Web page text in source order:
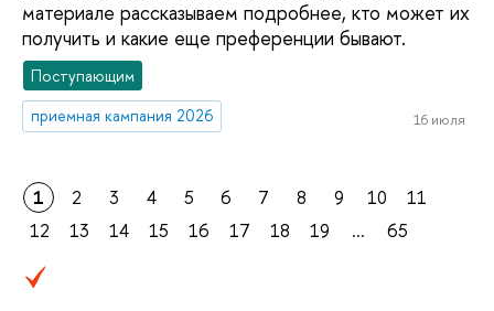
материале рассказываем подробнее, кто может их
получить и какие еще преференции бывают.
Поступающим
приемная кампания 2026
16 июля
1 2 3 4 5 6 7 8 9 10
11
12
13 14 15 16 17 18 19 ... 65